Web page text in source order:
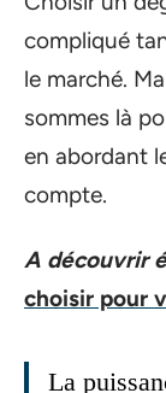
compliqué
le marché.
sommes là
en abordant
compte.
A découvrir
choisir pour
La